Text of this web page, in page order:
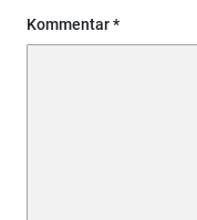
Kommentar